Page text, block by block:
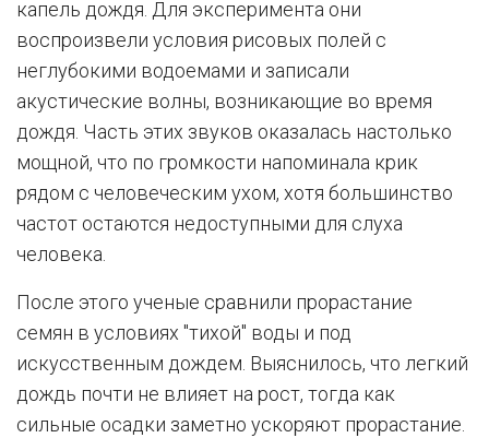
капель дождя. Для эксперимента они
воспроизвели условия рисовых полей с
неглубокими водоемами и записали
акустические волны, возникающие во время
дождя. Часть этих звуков оказалась настолько
мощной, что по громкости напоминала крик
рядом с человеческим ухом, хотя большинство
частот остаются недоступными для слуха
человека.
После этого ученые сравнили прорастание
семян в условиях "тихой" воды и под
искусственным дождем. Выяснилось, что легкий
дождь почти не влияет на рост, тогда как
сильные осадки заметно ускоряют прорастание.